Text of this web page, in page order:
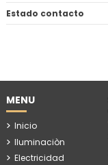
Estado contacto
MENU
Inicio
Iluminaciòn
Electricidad